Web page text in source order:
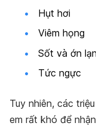
Hụt hơi
Viêm họng
Sốt và ớn
Tức ngực
Tuy nhiên, các
em rất khó để